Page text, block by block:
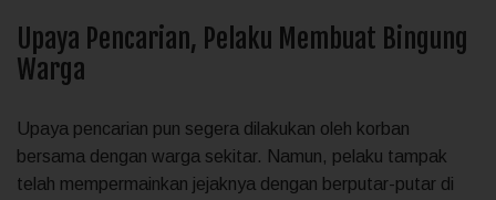
Upaya Pencarian, Pelaku Membuat Bingung
Warga
Upaya pencarian pun segera dilakukan oleh korban
bersama dengan warga sekitar. Namun, pelaku tampak
telah mempermainkan jejaknya dengan berputar-putar di